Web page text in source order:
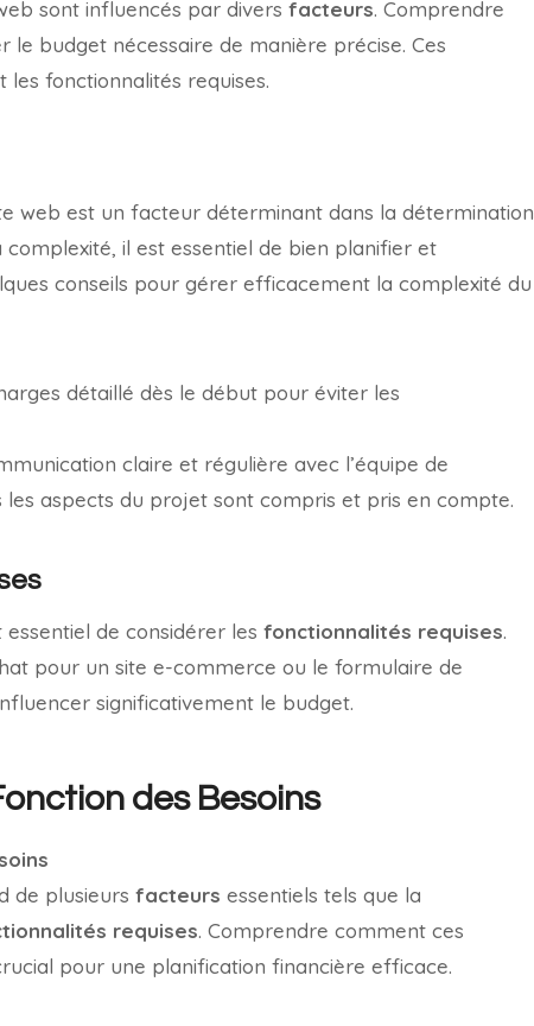
sont influencés par divers facteurs. Comprendre
budget nécessaire de manière précise. Ces
fonctionnalités requises.
web est un facteur déterminant dans la détermination
il est essentiel de bien planifier et
conseils pour gérer efficacement la complexité du
détaillé dès le début pour éviter les
claire et régulière avec l’équipe de
aspects du projet sont compris et pris en compte.
de considérer les fonctionnalités requises.
pour un site e-commerce ou le formulaire de
significativement le budget.
des Besoins
de plusieurs facteurs essentiels tels que la
requises. Comprendre comment ces
pour une planification financière efficace.